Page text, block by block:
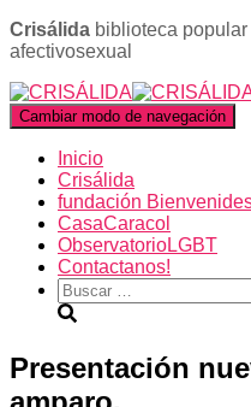
Crisálida biblioteca
afectivosexual
Cambiar modo de navegación
Inicio
Crisálida
fundación
CasaCaracol
ObservatorioLGBT
Contactanos!
Buscar:
Presentación